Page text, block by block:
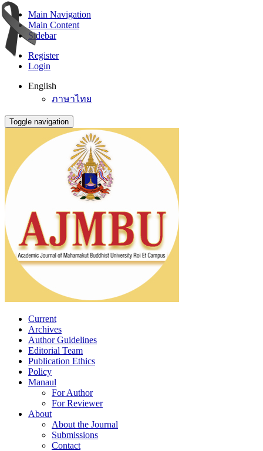
Main Navigation
Main Content
Sidebar
Register
Login
English
ภาษาไทย
Toggle navigation
Current
Archives
Author Guidelines
Editorial Team
Publication Ethics
Policy
Manaul
For Author
For Reviewer
About
About the Journal
Submissions
Contact